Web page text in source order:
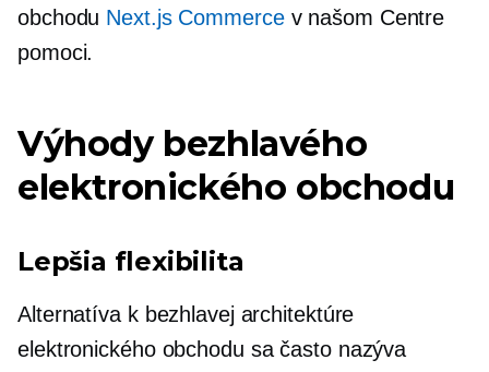
obchodu Next.js Commercev našom Centre
pomoci.
Výhody bezhlavého
elektronického obchodu
Lepšia flexibilita
Alternatíva k bezhlavej architektúre
elektronického obchodu sa často nazýva